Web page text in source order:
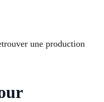
une production